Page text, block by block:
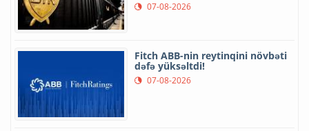
07-08-2026
Fitch ABB-nin reytinqini növbəti
dəfə yüksəltdi!
07-08-2026